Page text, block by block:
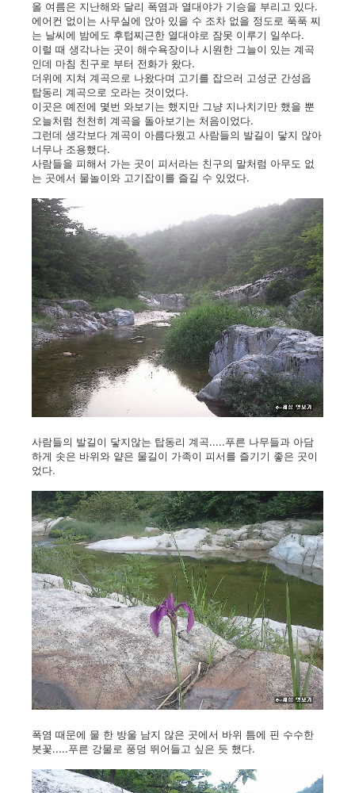
올 여름은 지난해와 달리 폭염과 열대야가 기승을 부리고 있다.
에어컨 없이는 사무실에 앉아 있을 수 조차 없을 정도로 푹푹 찌
는 날씨에 밤에도 후텁찌근한 열대야로 잠못 이루기 일쑤다.
이럴 때 생각나는 곳이 해수욕장이나 시원한 그늘이 있는 계곡
인데 마침 친구로 부터 전화가 왔다.
더위에 지쳐 계곡으로 나왔다며 고기를 잡으러 고성군 간성읍
탑동리 계곡으로 오라는 것이었다.
이곳은 예전에 몇번 와보기는 했지만 그냥 지나치기만 했을 뿐
오늘처럼 천천히 계곡을 돌아보기는 처음이었다.
그런데 생각보다 계곡이 아름다웠고 사람들의 발길이 닿지 않아
너무나 조용했다.
사람들을 피해서 가는 곳이 피서라는 친구의 말처럼 아무도 없
는 곳에서 물놀이와 고기잡이를 즐길 수 있었다.
사람들의 발길이 닿지않는 탑동리 계곡.....푸른 나무들과 아담
하게 솟은 바위와 얕은 물길이 가족이 피서를 즐기기 좋은 곳이
었다.
폭염 때문에 물 한 방울 남지 않은 곳에서 바위 틈에 핀 수수한
붓꽃.....푸른 강물로 풍덩 뛰어들고 싶은 듯 했다.